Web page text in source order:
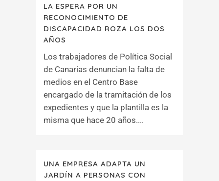
LA ESPERA POR UN
RECONOCIMIENTO DE
DISCAPACIDAD ROZA LOS DOS
AÑOS
Los trabajadores de Política Social
de Canarias denuncian la falta de
medios en el Centro Base
encargado de la tramitación de los
expedientes y que la plantilla es la
misma que hace 20 años....
UNA EMPRESA ADAPTA UN
JARDÍN A PERSONAS CON